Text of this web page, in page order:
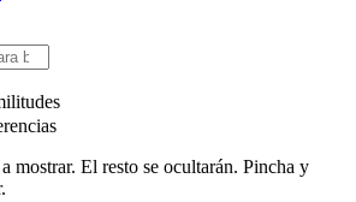
mostrar. El resto se ocultarán. Pincha y